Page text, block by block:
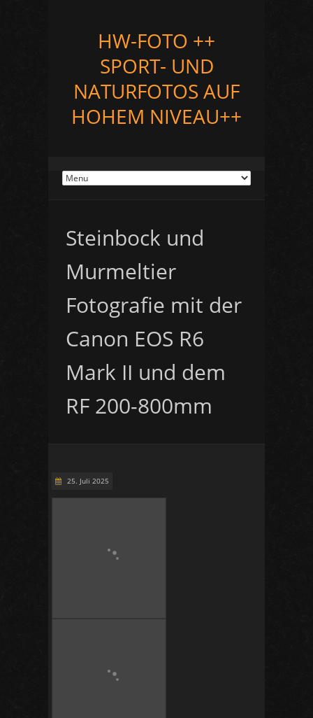
HW-FOTO ++
SPORT- UND
NATURFOTOS AUF
HOHEM NIVEAU++
Steinbock und
Murmeltier
Fotografie mit der
Canon EOS R6
Mark II und dem
RF 200-800mm
25. Juli 2025